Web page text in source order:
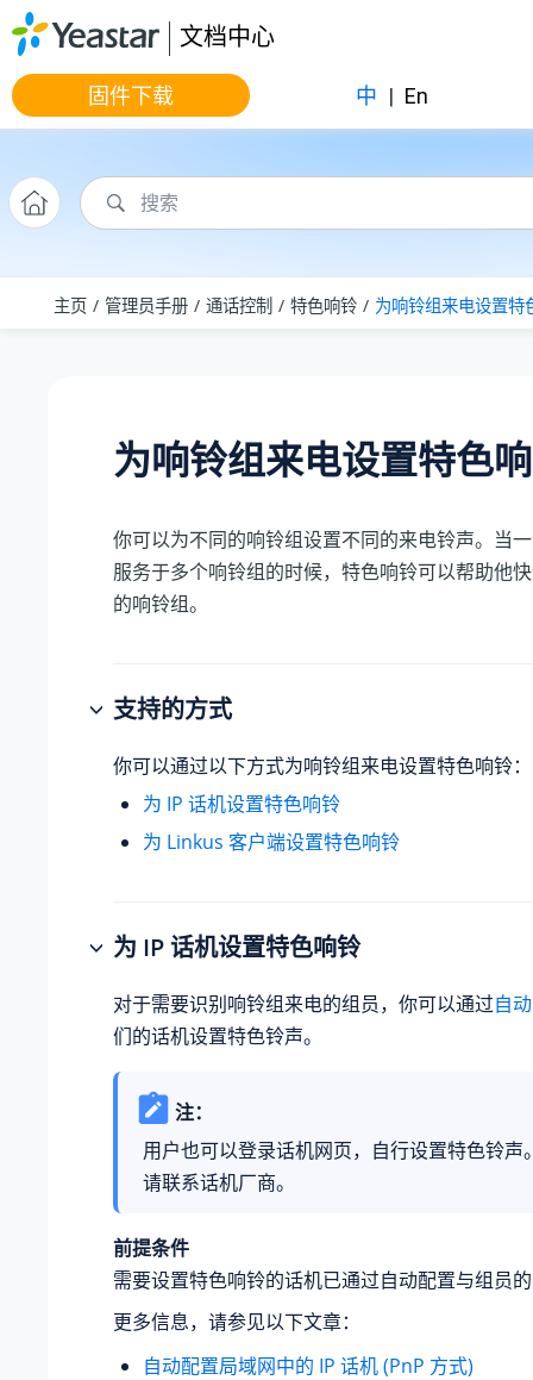
跳转到主要内容
文档中心
固件下载 中 | En
主页 管理员手册 通话控制 特色响铃 为响铃组来电设置特
为响铃组来电设置特色
你可以为不同的响铃组设置不同的来电铃声。当
服务于多个响铃组的时候，特色响铃可以帮助他
的响铃组。
支持的方式
你可以通过以下方式为响铃组来电设置特色响铃：
为 IP 话机设置特色响铃
为 Linkus 客户端设置特色响铃
为 IP 话机设置特色响铃
对于需要识别响铃组来电的组员，你可以通过自
们的话机设置特色铃声。
注：
用户也可以登录话机网页，自行设置特色铃声
请联系话机厂商。
前提条件
需要设置特色响铃的话机已通过自动配置与组员
更多信息，请参见以下文章：
自动配置局域网中的 IP 话机 (PnP 方式)